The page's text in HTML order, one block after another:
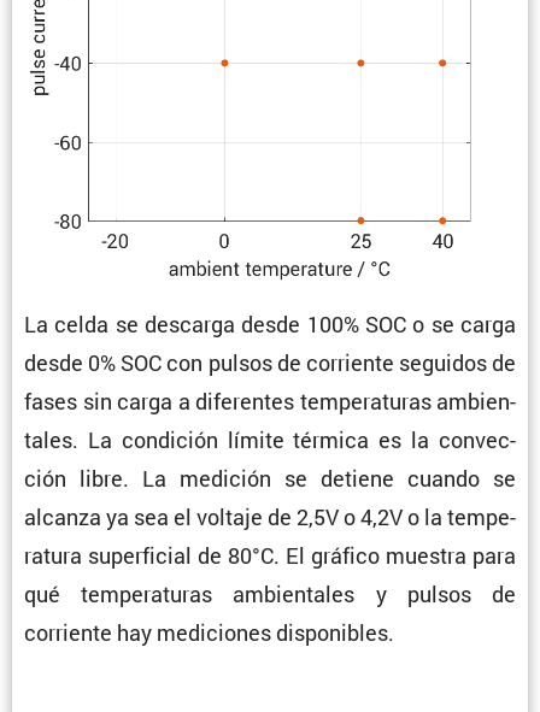
La celda se descarga desde 100% SOC o se carga
desde 0% SOC con pulsos de corriente seguidos de
fases sin carga a diferentes tempe­ra­turas ambien­
tales. La condi­ción límite térmica es la convec­
ción libre. La medición se detiene cuando se
alcanza ya sea el voltaje de 2,5V o 4,2V o la tempe­
ra­tura super­fi­cial de 80°C. El gráfico muestra para
qué tempe­ra­turas ambien­tales y pulsos de
corriente hay mediciones disponibles.